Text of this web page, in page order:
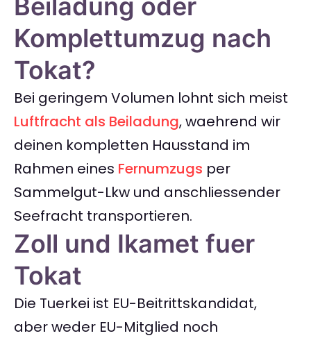
Beiladung oder
Komplettumzug nach
Tokat?
Bei geringem Volumen lohnt sich meist
Luftfracht als Beiladung, waehrend wir
deinen kompletten Hausstand im
Rahmen eines Fernumzugs per
Sammelgut-Lkw und anschliessender
Seefracht transportieren.
Zoll und Ikamet fuer
Tokat
Die Tuerkei ist EU-Beitrittskandidat,
aber weder EU-Mitglied noch